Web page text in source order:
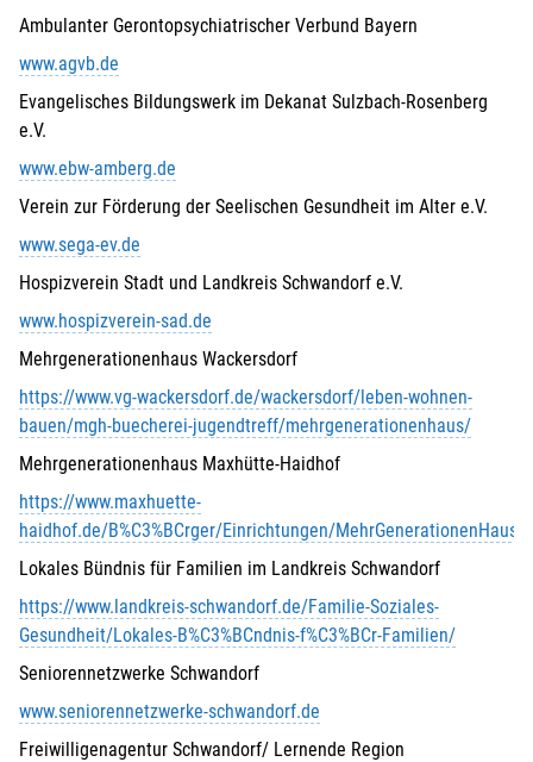
Ambulanter Gerontopsychiatrischer Verbund Bayern
www.agvb.de
Evangelisches Bildungswerk im Dekanat Sulzbach-Rosenberg
e.V.
www.ebw-amberg.de
Verein zur Förderung der Seelischen Gesundheit im Alter e.V.
www.sega-ev.de
Hospizverein Stadt und Landkreis Schwandorf e.V.
www.hospizverein-sad.de
Mehrgenerationenhaus Wackersdorf
https://www.vg-wackersdorf.de/wackersdorf/leben-wohnen-
bauen/mgh-buecherei-jugendtreff/mehrgenerationenhaus/
Mehrgenerationenhaus Maxhütte-Haidhof
https://www.maxhuette-
haidhof.de/B%C3%BCrger/Einrichtungen/MehrGenerationenHaus
Lokales Bündnis für Familien im Landkreis Schwandorf
https://www.landkreis-schwandorf.de/Familie-Soziales-
Gesundheit/Lokales-B%C3%BCndnis-f%C3%BCr-Familien/
Seniorennetzwerke Schwandorf
www.seniorennetzwerke-schwandorf.de
Freiwilligenagentur Schwandorf/ Lernende Region